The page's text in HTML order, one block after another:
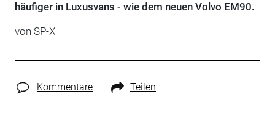
häufiger in Luxusvans - wie dem neuen Volvo EM90.
von SP-X
Kommentare Teilen